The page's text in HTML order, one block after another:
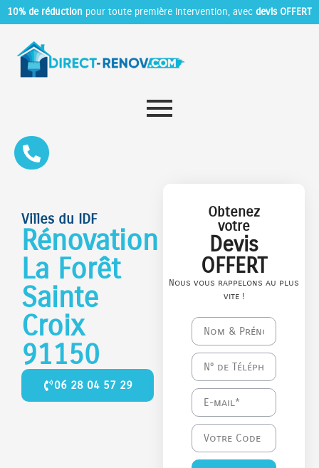
10% de réduction pour toute première intervention, avec devis OFFERT
Villes du IDF
Rénovation
La Forêt
Sainte
Croix
91150
06 28 04 57 29
Obtenez
votre
Devis
OFFERT
Nous vous rappelons au plus
vite !